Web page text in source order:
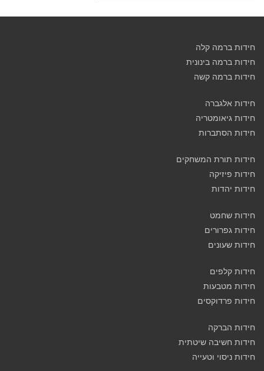
חידות ברמה קלה
חידות ברמה בינונית
חידות ברמה קשה
חידות אלגברה
חידות גיאומטריה
חידות הסתברות
חידות תורת המשחקים
חידות פיזיקה
חידות יהדות
חידות שחמט
חידות גפרורים
חידות שעונים
חידות קלפים
חידות מטבעות
חידות פרדוקסים
חידות הברקה
חידות חשיבה שיטתית
חידות ניסוי וטעייה